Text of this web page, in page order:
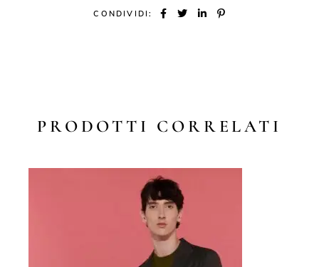
CONDIVIDI:
PRODOTTI CORRELATI